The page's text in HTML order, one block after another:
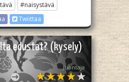
#naisystävä
Twiittaa
edustat? (kysely)
Juontaja